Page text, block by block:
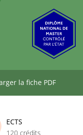
la fiche PDF
ECTS
120 crédits